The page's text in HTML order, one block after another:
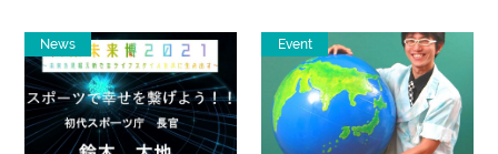
News Event